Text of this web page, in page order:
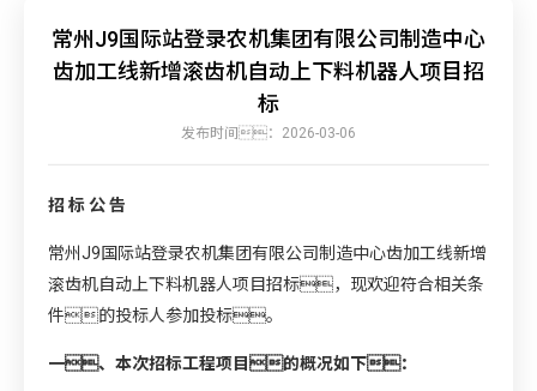
常州J9国际站登录农机集团有限公司制造中心
齿加工线新增滚齿机自动上下料机器人项目招
标
发布时间：2026-03-06
招 标 公 告
常州J9国际站登录农机集团有限公司制造中心齿加工线新增
滚齿机自动上下料机器人项目招标，现欢迎符合相关条
件的投标人参加投标。
一、本次招标工程项目的概况如下：